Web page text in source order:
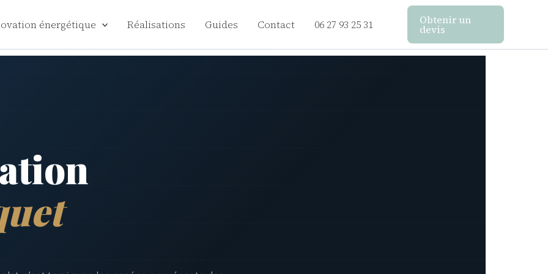
énergétique Réalisations Guides Contact 06 27 93 25 31 Obtenir un
devis